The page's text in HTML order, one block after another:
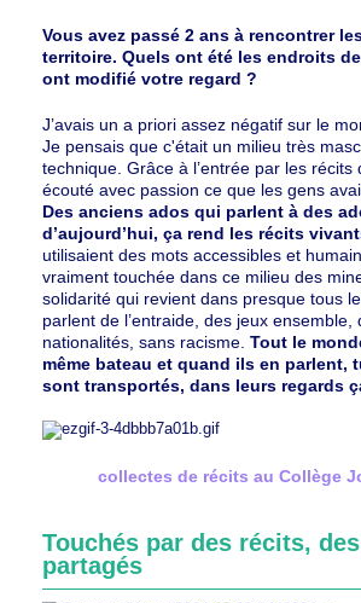
Vous avez passé 2 ans à rencontrer
territoire. Quels ont été les endroits
ont modifié votre regard ?
J’avais un a priori assez négatif sur le
Je pensais que c'était un milieu très
technique. Grâce à l’entrée par les récits
écouté avec passion ce que les gens
Des anciens ados qui parlent à des
d’aujourd’hui, ça rend les récits
utilisaient des mots accessibles et
vraiment touchée dans ce milieu des
solidarité qui revient dans presque tous
parlent de l’entraide, des jeux
nationalités, sans racisme. Tout le
même bateau et quand ils en parlent,
sont transportés, dans leurs regards
collectes de récits au Collège
Touchés par des récits,
partagés